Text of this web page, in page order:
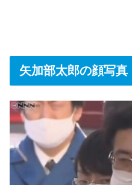
矢加部太郎の顔写真